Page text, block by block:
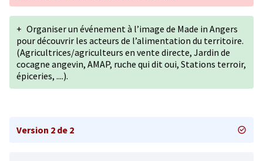
+ Organiser un événement à l’image de Made in Angers
pour découvrir les acteurs de l’alimentation du territoire.
(Agricultrices/agriculteurs en vente directe, Jardin de
cocagne angevin, AMAP, ruche qui dit oui, Stations terroir,
épiceries, ....).
Version 2 de 2